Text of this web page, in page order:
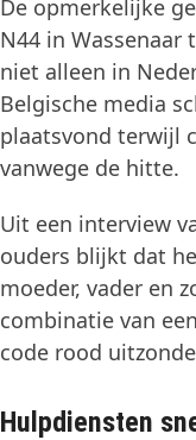
De opmerkelijke
N44 in
niet alleen in
Belgische media
plaatsvond terwijl
vanwege de hitte.
Uit een interview
ouders blijkt dat
moeder, vader en
combinatie van
code rood
Hulpdiensten